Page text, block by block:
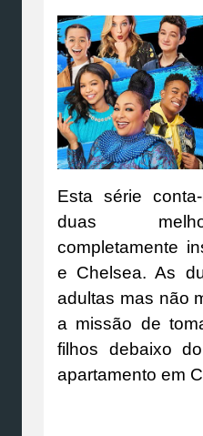
Esta série
duas
completamente
e Chelsea. As
adultas mas não
a missão de
filhos debaixo
apartamento em